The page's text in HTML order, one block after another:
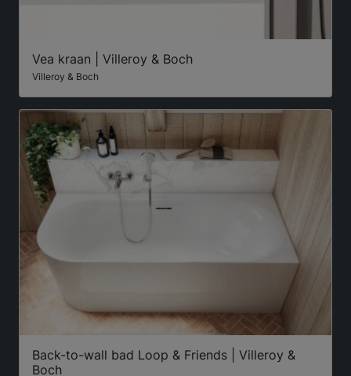
Vea kraan | Villeroy & Boch
Villeroy & Boch
Back-to-wall bad Loop & Friends | Villeroy &
Boch